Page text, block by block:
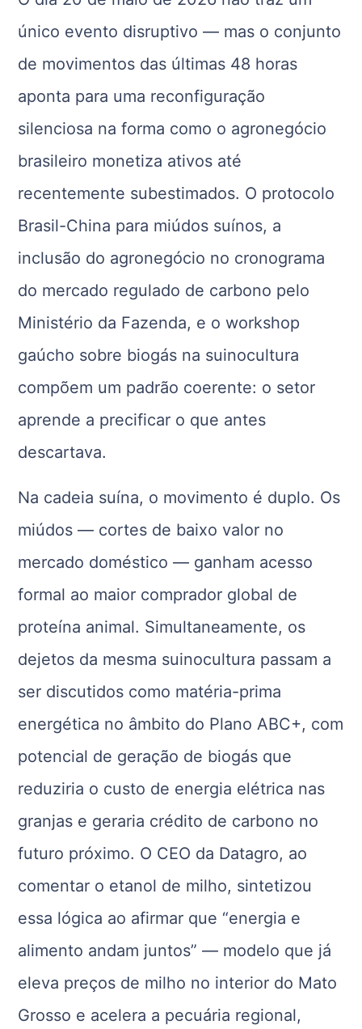
único evento disruptivo — mas o conjunto
de movimentos das últimas 48 horas
aponta para uma reconfiguração
silenciosa na forma como o agronegócio
brasileiro monetiza ativos até
recentemente subestimados. O protocolo
Brasil-China para miúdos suínos, a
inclusão do agronegócio no cronograma
do mercado regulado de carbono pelo
Ministério da Fazenda, e o workshop
gaúcho sobre biogás na suinocultura
compõem um padrão coerente: o setor
aprende a precificar o que antes
descartava.
Na cadeia suína, o movimento é duplo. Os
miúdos — cortes de baixo valor no
mercado doméstico — ganham acesso
formal ao maior comprador global de
proteína animal. Simultaneamente, os
dejetos da mesma suinocultura passam a
ser discutidos como matéria-prima
energética no âmbito do Plano ABC+, com
potencial de geração de biogás que
reduziria o custo de energia elétrica nas
granjas e geraria crédito de carbono no
futuro próximo. O CEO da Datagro, ao
comentar o etanol de milho, sintetizou
essa lógica ao afirmar que “energia e
alimento andam juntos” — modelo que já
eleva preços de milho no interior do Mato
Grosso e acelera a pecuária regional,